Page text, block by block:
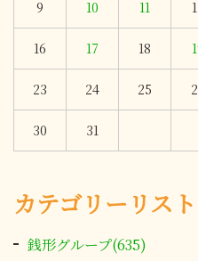
9 10 11
16 17 18
23 24 25
30 31
カテゴリーリスト
銭形グループ(635)